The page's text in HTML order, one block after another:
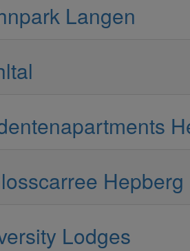
Langen
Hepberg
Lodges